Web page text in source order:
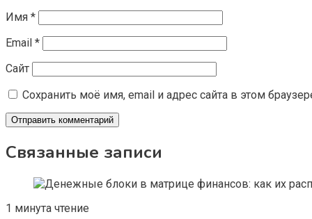
Имя *
Email *
Сайт
Сохранить моё имя, email и адрес сайта в этом
Связанные записи
1 минута чтение